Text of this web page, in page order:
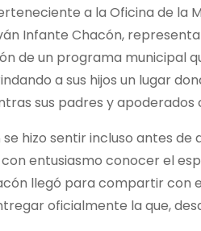
a la Oficina de la
Infante Chacón,
de un programa municipal
a sus hijos un lugar
sus padres y
se hizo sentir incluso antes
entusiasmo conocer el
llegó para compartir con
oficialmente la que,